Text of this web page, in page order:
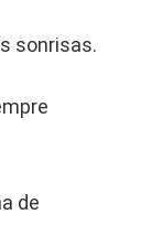
sonrisas.
de